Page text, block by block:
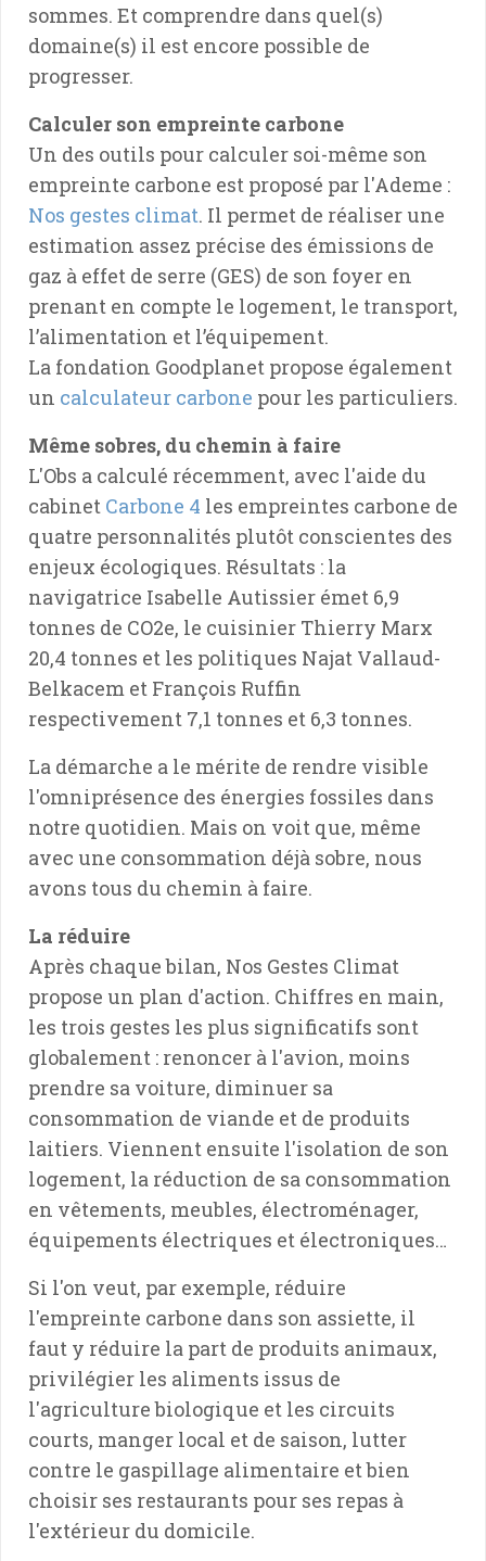
sommes. Et comprendre dans quel(s)
domaine(s) il est encore possible de
progresser.
Calculer son empreinte carbone
Un des outils pour calculer soi-même son
empreinte carbone est proposé par l'Ademe :
Nos gestes climat. Il permet de réaliser une
estimation assez précise des émissions de
gaz à effet de serre (GES) de son foyer en
prenant en compte le logement, le transport,
l’alimentation et l’équipement.
La fondation Goodplanet propose également
un calculateur carbone pour les particuliers.
Même sobres, du chemin à faire
L'Obs a calculé récemment, avec l'aide du
cabinet Carbone 4 les empreintes carbone de
quatre personnalités plutôt conscientes des
enjeux écologiques. Résultats : la
navigatrice Isabelle Autissier émet 6,9
tonnes de CO2e, le cuisinier Thierry Marx
20,4 tonnes et les politiques Najat Vallaud-
Belkacem et François Ruffin
respectivement 7,1 tonnes et 6,3 tonnes.
La démarche a le mérite de rendre visible
l'omniprésence des énergies fossiles dans
notre quotidien. Mais on voit que, même
avec une consommation déjà sobre, nous
avons tous du chemin à faire.
La réduire
Après chaque bilan, Nos Gestes Climat
propose un plan d'action. Chiffres en main,
les trois gestes les plus significatifs sont
globalement : renoncer à l'avion, moins
prendre sa voiture, diminuer sa
consommation de viande et de produits
laitiers. Viennent ensuite l'isolation de son
logement, la réduction de sa consommation
en vêtements, meubles, électroménager,
équipements électriques et électroniques…
Si l'on veut, par exemple, réduire
l'empreinte carbone dans son assiette, il
faut y réduire la part de produits animaux,
privilégier les aliments issus de
l'agriculture biologique et les circuits
courts, manger local et de saison, lutter
contre le gaspillage alimentaire et bien
choisir ses restaurants pour ses repas à
l'extérieur du domicile.